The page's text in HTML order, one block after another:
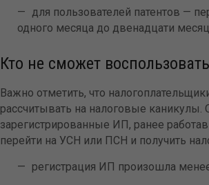
для пользователей патентов —
одного месяца до двенадцати
Кто не сможет
Важно отметить, что
рассчитывать на налоговые
зарегистрированные ИП, ранее
перейти на УСН или ПСН и получить
регистрация ИП произошла